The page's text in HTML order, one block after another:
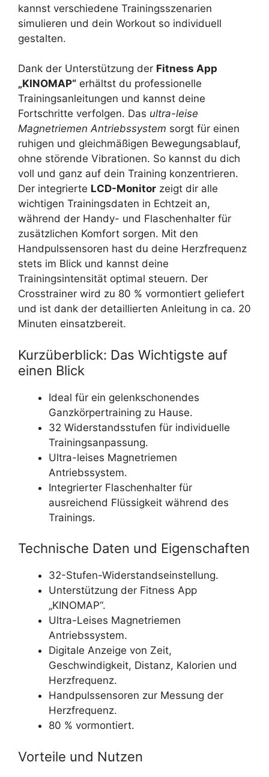
kannst verschiedene Trainingsszenarien
simulieren und dein Workout so individuell
gestalten.
Dank der Unterstützung der Fitness App
„KINOMAP“ erhältst du professionelle
Trainingsanleitungen und kannst deine
Fortschritte verfolgen. Das ultra-leise
Magnetriemen Antriebssystem sorgt für einen
ruhigen und gleichmäßigen Bewegungsablauf,
ohne störende Vibrationen. So kannst du dich
voll und ganz auf dein Training konzentrieren.
Der integrierte LCD-Monitor zeigt dir alle
wichtigen Trainingsdaten in Echtzeit an,
während der Handy- und Flaschenhalter für
zusätzlichen Komfort sorgen. Mit den
Handpulssensoren hast du deine Herzfrequenz
stets im Blick und kannst deine
Trainingsintensität optimal steuern. Der
Crosstrainer wird zu 80 % vormontiert geliefert
und ist dank der detaillierten Anleitung in ca. 20
Minuten einsatzbereit.
Kurzüberblick: Das Wichtigste auf
einen Blick
Ideal für ein gelenkschonendes
Ganzkörpertraining zu Hause.
32 Widerstandsstufen für individuelle
Trainingsanpassung.
Ultra-leises Magnetriemen
Antriebssystem.
Integrierter Flaschenhalter für
ausreichend Flüssigkeit während des
Trainings.
Technische Daten und Eigenschaften
32-Stufen-Widerstandseinstellung.
Unterstützung der Fitness App
„KINOMAP“.
Ultra-Leises Magnetriemen
Antriebssystem.
Digitale Anzeige von Zeit,
Geschwindigkeit, Distanz, Kalorien und
Herzfrequenz.
Handpulssensoren zur Messung der
Herzfrequenz.
80 % vormontiert.
Vorteile und Nutzen